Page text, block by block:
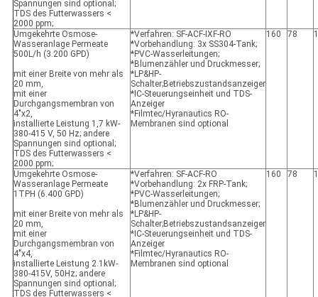
Spannungen sind optional;
TDS des Futterwassers <
2000 ppm;
Umgekehrte Osmose-
Wasseranlage Permeate
500L/h (3.200 GPD)
mit einer Breite von mehr als
20 mm,
mit einer
Durchgangsmembran von
4"x2,
installierte Leistung 1,7 kW-
380-415 V, 50 Hz; andere
Spannungen sind optional;
TDS des Futterwassers <
2000 ppm;
*Verfahren: SF-ACF-IXF-RO
*Vorbehandlung: 3x SS304-Tank;
*PVC-Wasserleitungen;
*Blumenzähler und Druckmesser;
*LP&HP-
Schalter;Betriebszustandsanzeiger
*IC-Steuerungseinheit und TDS-
Anzeiger
*Filmtec/Hyranautics RO-
Membranen sind optional
160 78
Umgekehrte Osmose-
Wasseranlage Permeate
1TPH (6.400 GPD)
mit einer Breite von mehr als
20 mm,
mit einer
Durchgangsmembran von
4"x4,
installierte Leistung 2.1kW-
380-415V, 50Hz; andere
Spannungen sind optional;
TDS des Futterwassers <
*Verfahren: SF-ACF-RO
*Vorbehandlung: 2x FRP-Tank;
*PVC-Wasserleitungen;
*Blumenzähler und Druckmesser;
*LP&HP-
Schalter;Betriebszustandsanzeiger
*IC-Steuerungseinheit und TDS-
Anzeiger
*Filmtec/Hyranautics RO-
Membranen sind optional
160 78